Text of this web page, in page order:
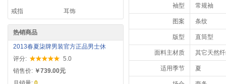
戒指 耳饰
热销商品
2013春夏柒牌男装官方正品男士休
评分:
5.0
销售价: ￥739.00元
袖型 常规袖
图案 条纹
版型 直筒型
面料主材质 其它天然
适用季节 夏